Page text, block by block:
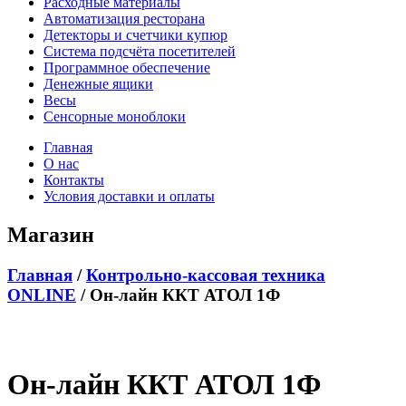
Автоматизация ресторана
Детекторы и счетчики купюр
Система подсчёта посетителей
Программное обеспечение
Денежные ящики
Весы
Сенсорные моноблоки
Главная
О нас
Контакты
Условия доставки и оплаты
Магазин
Главная /Контрольно-кассовая техника
ONLINE / Он-лайн ККТ АТОЛ 1Ф
Он-лайн ККТ АТОЛ 1Ф